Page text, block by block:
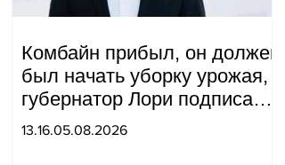
Комбайн прибыл, он должен
был начать уборку урожая,
губернатор Лори подписал
постановление о запрете
13.16.05.08.2026